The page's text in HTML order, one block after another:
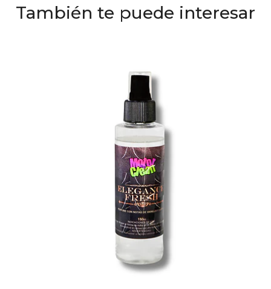
También te puede interesar